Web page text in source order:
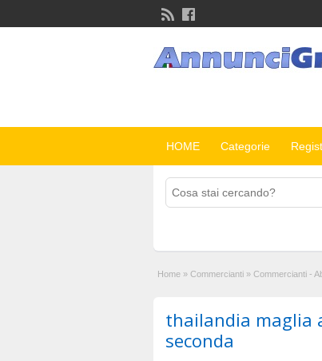
HOME Categorie
Home » Commercianti » Commercianti -
thailandia maglia
seconda